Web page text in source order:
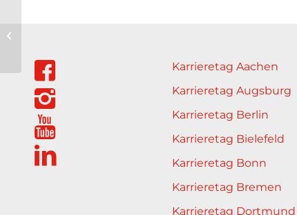
Karrieretag Aachen
Karrieretag Augsburg
Karrieretag Berlin
Karrieretag Bielefeld
Karrieretag Bonn
Karrieretag Bremen
Karrieretag Dortmund